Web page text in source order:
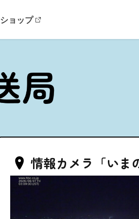
ショップ
情報カメラ「いま